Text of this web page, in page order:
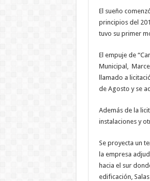
El sueño
principios del
tuvo su primer
El empuje de
Municipal,
llamado a
de Agosto y se
Además de la
instalaciones y
Se proyecta un
la empresa
hacia el sur
edificación,